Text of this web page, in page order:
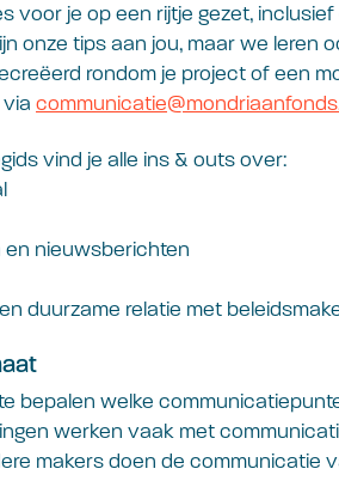
voor je op een rijtje gezet,
onze tips aan jou, maar we leren
rondom je project of een
vind je alle ins & outs over:
en nieuwsberichten
duurzame relatie met
bepalen welke
werken vaak met
makers doen de communicatie